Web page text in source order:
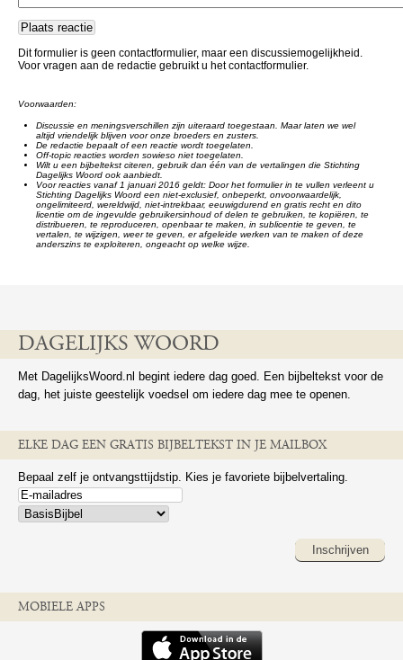
Dit formulier is geen contactformulier, maar een discussiemogelijkheid.
Voor vragen aan de redactie gebruikt u het contactformulier.
Voorwaarden:
Discussie en meningsverschillen zijn uiteraard toegestaan. Maar laten we wel
altijd vriendelijk blijven voor onze broeders en zusters.
De redactie bepaalt of een reactie wordt toegelaten.
Off-topic reacties worden sowieso niet toegelaten.
Wilt u een bijbeltekst citeren, gebruik dan één van de vertalingen die Stichting
Dagelijks Woord ook aanbiedt.
Voor reacties vanaf 1 januari 2016 geldt: Door het formulier in te vullen verleent u
Stichting Dagelijks Woord een niet-exclusief, onbeperkt, onvoorwaardelijk,
ongelimiteerd, wereldwijd, niet-intrekbaar, eeuwigdurend en gratis recht en dito
licentie om de ingevulde gebruikersinhoud of delen te gebruiken, te kopiëren, te
distribueren, te reproduceren, openbaar te maken, in sublicentie te geven, te
vertalen, te wijzigen, weer te geven, er afgeleide werken van te maken of deze
anderszins te exploiteren, ongeacht op welke wijze.
DAGELIJKS WOORD
Met DagelijksWoord.nl begint iedere dag goed. Een bijbeltekst voor de
dag, het juiste geestelijk voedsel om iedere dag mee te openen.
ELKE DAG EEN GRATIS BIJBELTEKST IN JE MAILBOX
Bepaal zelf je ontvangsttijdstip. Kies je favoriete bijbelvertaling.
Inschrijven
MOBIELE APPS